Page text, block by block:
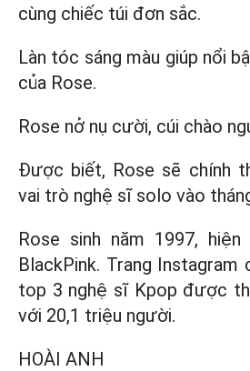
cùng chiếc túi đơn sắc.
Làn tóc sáng màu giúp nổi
của Rose.
Rose nở nụ cười, cúi chào
Được biết, Rose sẽ chính
vai trò nghệ sĩ solo vào
Rose sinh năm 1997,
BlackPink. Trang Instagram
top 3 nghệ sĩ Kpop được
với 20,1 triệu người.
HOÀI ANH